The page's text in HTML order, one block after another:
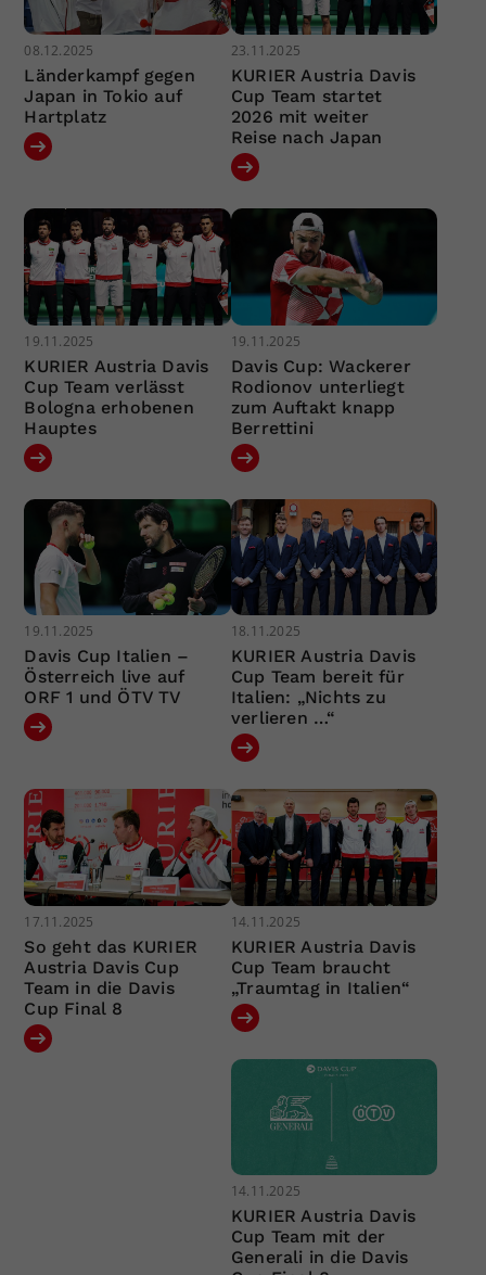
08.12.2025
Länderkampf gegen
Japan in Tokio auf
Hartplatz
23.11.2025
KURIER Austria Davis
Cup Team startet
2026 mit weiter
Reise nach Japan
19.11.2025
KURIER Austria Davis
Cup Team verlässt
Bologna erhobenen
Hauptes
19.11.2025
Davis Cup: Wackerer
Rodionov unterliegt
zum Auftakt knapp
Berrettini
19.11.2025
Davis Cup Italien –
Österreich live auf
ORF 1 und ÖTV TV
18.11.2025
KURIER Austria Davis
Cup Team bereit für
Italien: „Nichts zu
verlieren …“
17.11.2025
So geht das KURIER
Austria Davis Cup
Team in die Davis
Cup Final 8
14.11.2025
KURIER Austria Davis
Cup Team braucht
„Traumtag in Italien“
14.11.2025
KURIER Austria Davis
Cup Team mit der
Generali in die Davis